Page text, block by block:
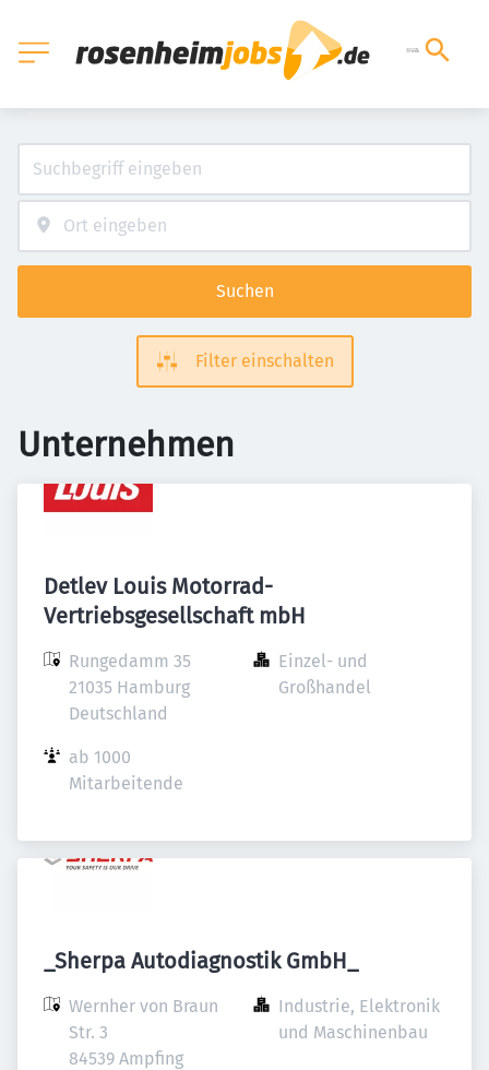
Suchen
Filter einschalten
Unternehmen
Detlev Louis Motorrad-
Vertriebsgesellschaft mbH
Rungedamm 35
21035 Hamburg
Deutschland
Einzel- und
Großhandel
ab 1000
Mitarbeitende
_Sherpa Autodiagnostik GmbH_
Wernher von Braun
Str. 3
84539 Ampfing
Industrie, Elektronik
und Maschinenbau